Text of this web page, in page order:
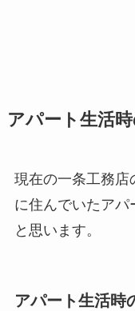
アパート生活
現在の一条工務店
に住んでいたアパ
と思います。
アパート生活時